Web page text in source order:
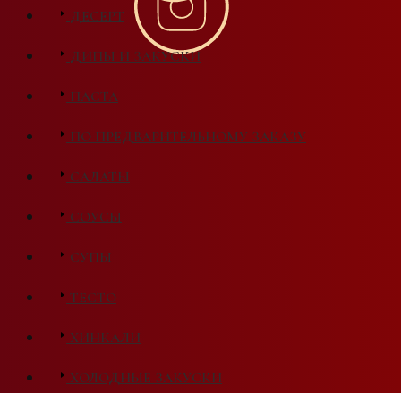
ДЕСЕРТ
ДИПЫ И ЗАКУСКИ
ПАСТА
ПО ПРЕДВАРИТЕЛЬНОМУ ЗАКАЗУ
САЛАТЫ
СОУСЫ
СУПЫ
ТЕСТО
ХИНКАЛИ
ХОЛОДНЫЕ ЗАКУСКИ